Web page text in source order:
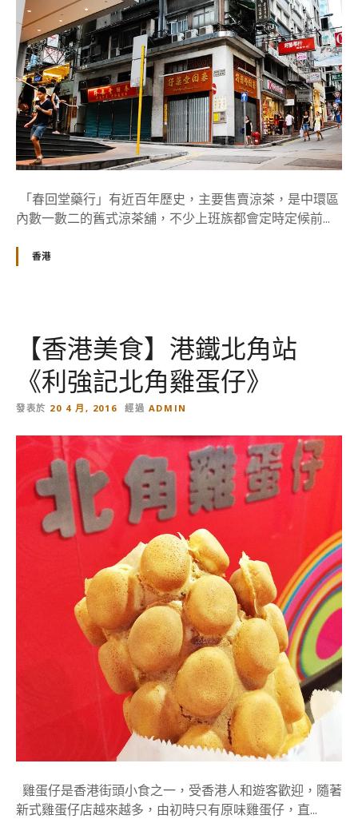
「春回堂藥行」有近百年歷史，主要售賣涼茶，是中環區
內數一數二的舊式涼茶舖，不少上班族都會定時定候前...
香港
【香港美食】港鐵北角站
《利強記北角雞蛋仔》
發表於 20 4 月, 2016 經過 ADMIN
雞蛋仔是香港街頭小食之一，受香港人和遊客歡迎，隨著
新式雞蛋仔店越來越多，由初時只有原味雞蛋仔，直...